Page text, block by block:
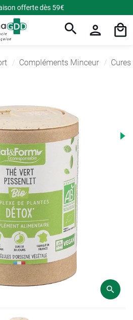
offerte dès 59€
Compléments Minceur